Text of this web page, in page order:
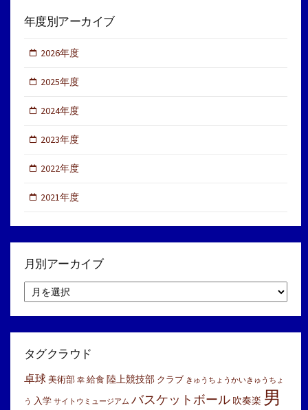
年度別アーカイブ
2026年度
2025年度
2024年度
2023年度
2022年度
2021年度
月別アーカイブ
別
イ
タグクラウド
卓球 美術部 幸 給食 陸上競技部 クラブ きゅうちょうかいきゅうちょ
う 入学 サイトウミュージアム バスケットボール 吹奏楽 男